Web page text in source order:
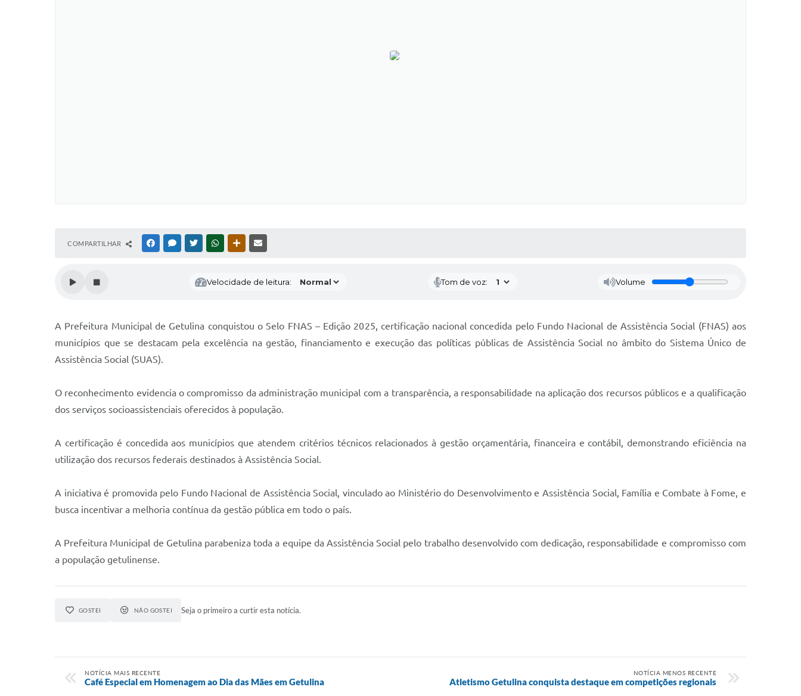
COMPARTILHAR FACEBOOKMESSENGER
TWITTERWHATSAPPOUTRAS MÍDIAS
Velocidade de leitura: Tom de voz: Volume
A Prefeitura Municipal de Getulina conquistou o Selo FNAS – Edição 2025, certificação nacional concedida pelo Fundo Nacional de Assistência Social (FNAS) aos
municípios que se destacam pela excelência na gestão, financiamento e execução das políticas públicas de Assistência Social no âmbito do Sistema Único de
Assistência Social (SUAS).
O reconhecimento evidencia o compromisso da administração municipal com a transparência, a responsabilidade na aplicação dos recursos públicos e a qualificação
dos serviços socioassistenciais oferecidos à população.
A certificação é concedida aos municípios que atendem critérios técnicos relacionados à gestão orçamentária, financeira e contábil, demonstrando eficiência na
utilização dos recursos federais destinados à Assistência Social.
A iniciativa é promovida pelo Fundo Nacional de Assistência Social, vinculado ao Ministério do Desenvolvimento e Assistência Social, Família e Combate à Fome, e
busca incentivar a melhoria contínua da gestão pública em todo o país.
A Prefeitura Municipal de Getulina parabeniza toda a equipe da Assistência Social pelo trabalho desenvolvido com dedicação, responsabilidade e compromisso com
a população getulinense.
GOSTEI NÃO GOSTEI Seja o primeiro a curtir esta notícia.
NOTÍCIA MAIS RECENTE
Café Especial em Homenagem ao Dia das Mães em Getulina
NOTÍCIA MENOS RECENTE
Atletismo Getulina conquista destaque em competições regionais